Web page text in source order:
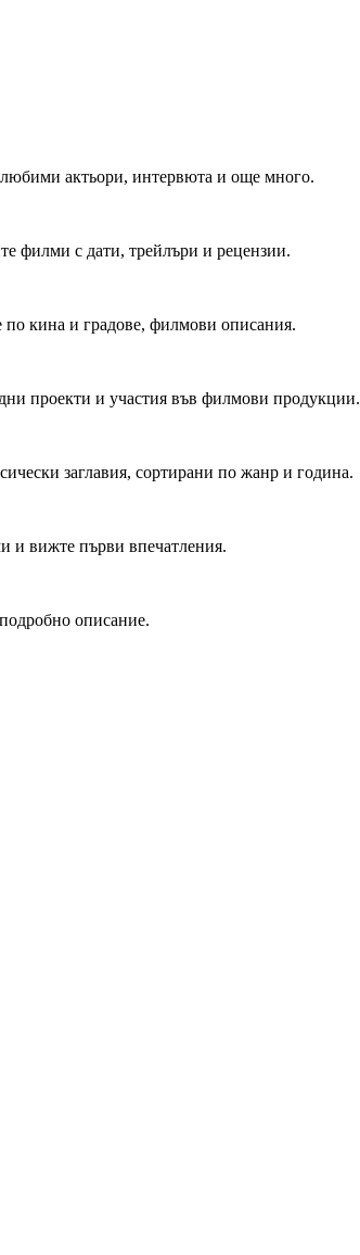
актьори, интервюта и още много.
филми с дати, трейлъри и рецензии.
кина и градове, филмови описания.
проекти и участия във филмови продукции.
заглавия, сортирани по жанр и година.
и вижте първи впечатления.
описание.